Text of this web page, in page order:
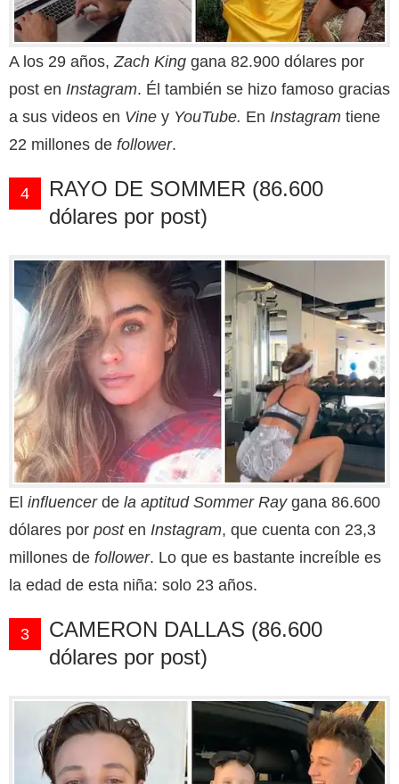
A los 29 años, Zach King gana 82.900 dólares por
post en Instagram. Él también se hizo famoso gracias
a sus videos en Vine y YouTube. En Instagram tiene
22 millones de follower.
4
RAYO DE SOMMER (86.600
dólares por post)
El influencerde la aptitud Sommer Raygana 86.600
dólares por posten Instagram, que cuenta con 23,3
millones de follower. Lo que es bastante increíble es
la edad de esta niña: solo 23 años.
3
CAMERON DALLAS (86.600
dólares por post)